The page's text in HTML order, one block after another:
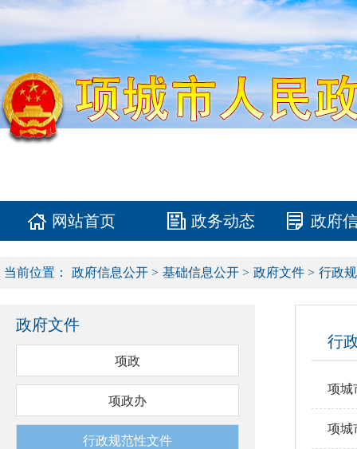
网站首页 政务动态 政府
当前位置： 政府信息公开 > 基础信息公开 > 政府文件 > 行政
政府文件
项政
项政办
行政规范性文件
行
项城
项城